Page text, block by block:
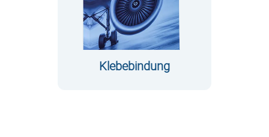
Klebebindung